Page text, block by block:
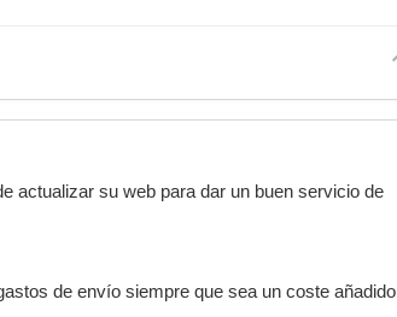
actualizar su web para dar un buen servicio de
de envío siempre que sea un coste añadido